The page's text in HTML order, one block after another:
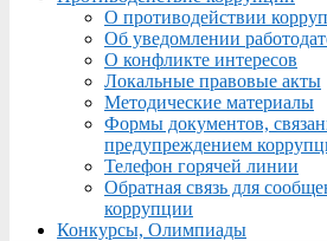
О противодействии
Об уведомлении
О конфликте интересов
Локальные правовые акты
Методические материалы
Формы документов,
предупреждением
Телефон горячей линии
Обратная связь для
коррупции
Конкурсы, Олимпиады